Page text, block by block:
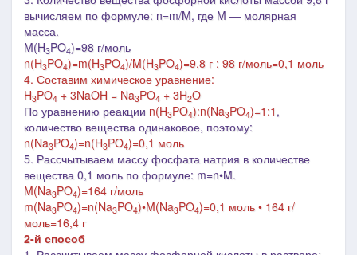
вычисляем по формуле: n=m/M, где M ― молярная
масса.
M(H3PO4)=98 г/моль
n(H3PO4)=m(H3PO4)/M(H3PO4)=9,8 г : 98 г/моль=0,1 моль
4. Составим химическое уравнение:
H3PO4 + 3NaOH = Na3PO4 + 3H2O
По уравнению реакции n(H3PO4):n(Na3PO4)=1:1 ,
количество вещества одинаковое, поэтому:
n(Na3PO4)=n(H3PO4)=0,1 моль
5. Рассчытываем массу фосфата натрия в количестве
вещества 0,1 моль по формуле: m=n•M.
M(Na3PO4)=164 г/моль
m(Na3PO4)=n(Na3PO4)•M(Na3PO4)=0,1 моль • 164 г/
моль=16,4 г
2-й способ